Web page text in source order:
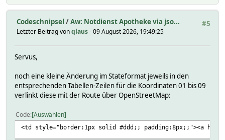
#5
Codeschnipsel /Aw: Notdienst Apotheke via jso...
Letzter Beitrag vonqlaus- 09 August 2026, 19:49:25
Servus,
noch eine kleine Änderung im Stateformat jeweils in den
entsprechenden Tabellen-Zeilen für die Koordinaten 01 bis 09
verlinkt diese mit der Route über OpenStreetMap:
Code Auswählen
<td style="border:1px solid #ddd;; padding:8px;;"><a